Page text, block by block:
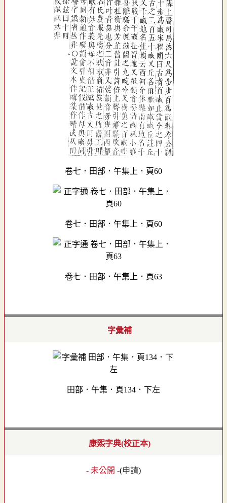
卷七．田部．午集上．頁60
卷七．田部．午集上．頁60
卷七．田部．午集上．頁63
字彙補
田部．午集．頁134．下左
康熙字典(校正本)
- 未公開 -(申請)